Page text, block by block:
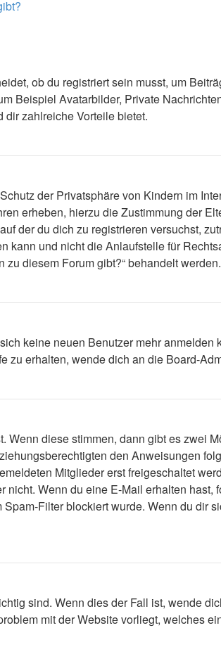
ob du registriert sein musst, um
Beispiel Avatarbilder, Private
zahlreiche Vorteile bietet.
der Privatsphäre von Kindern im
erheben, hierzu die Zustimmung der
der du dich zu registrieren versuchst,
und nicht die Anlaufstelle für
diesem Forum gibt?“ behandelt werden.
keine neuen Benutzer mehr
zu erhalten, wende dich an die Board-
diese stimmen, dann gibt es zwei
den Anweisungen
Mitglieder erst freigeschaltet
Wenn du eine E-Mail erhalten
Filter blockiert wurde. Wenn du dir
sind. Wenn dies der Fall ist, wende
mit der Website vorliegt, welches